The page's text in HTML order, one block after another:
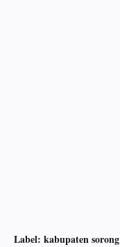
Label: kabupaten sorong